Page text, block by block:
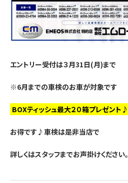
エントリー受付は３月31日(月)まで
※6月までの車検のお車が対象です
BOXティッシュ最大２０箱プレゼント♪
お得です♪車検は是非当店で
詳しくはスタッフまでお声掛けください。